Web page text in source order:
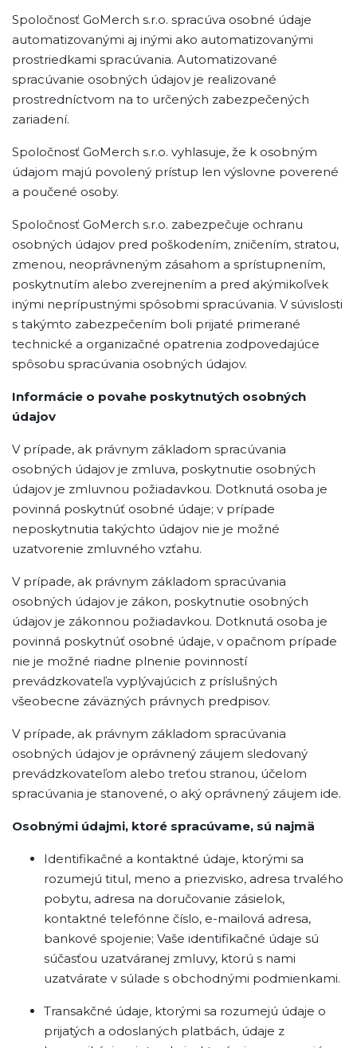
Spoločnosť GoMerch s.r.o. spracúva osobné údaje
automatizovanými aj inými ako automatizovanými
prostriedkami spracúvania. Automatizované
spracúvanie osobných údajov je realizované
prostredníctvom na to určených zabezpečených
zariadení.
Spoločnosť GoMerch s.r.o. vyhlasuje, že k osobným
údajom majú povolený prístup len výslovne poverené
a poučené osoby.
Spoločnosť GoMerch s.r.o. zabezpečuje ochranu
osobných údajov pred poškodením, zničením, stratou,
zmenou, neoprávneným zásahom a sprístupnením,
poskytnutím alebo zverejnením a pred akýmikoľvek
inými neprípustnými spôsobmi spracúvania. V súvislosti
s takýmto zabezpečením boli prijaté primerané
technické a organizačné opatrenia zodpovedajúce
spôsobu spracúvania osobných údajov.
Informácie o povahe poskytnutých osobných
údajov
V prípade, ak právnym základom spracúvania
osobných údajov je zmluva, poskytnutie osobných
údajov je zmluvnou požiadavkou. Dotknutá osoba je
povinná poskytnúť osobné údaje; v prípade
neposkytnutia takýchto údajov nie je možné
uzatvorenie zmluvného vzťahu.
V prípade, ak právnym základom spracúvania
osobných údajov je zákon, poskytnutie osobných
údajov je zákonnou požiadavkou. Dotknutá osoba je
povinná poskytnúť osobné údaje, v opačnom prípade
nie je možné riadne plnenie povinností
prevádzkovateľa vyplývajúcich z príslušných
všeobecne záväzných právnych predpisov.
V prípade, ak právnym základom spracúvania
osobných údajov je oprávnený záujem sledovaný
prevádzkovateľom alebo treťou stranou, účelom
spracúvania je stanovené, o aký oprávnený záujem ide.
Osobnými údajmi, ktoré spracúvame, sú najmä
Identifikačné a kontaktné údaje, ktorými sa
rozumejú titul, meno a priezvisko, adresa trvalého
pobytu, adresa na doručovanie zásielok,
kontaktné telefónne číslo, e-mailová adresa,
bankové spojenie; Vaše identifikačné údaje sú
súčasťou uzatváranej zmluvy, ktorú s nami
uzatvárate v súlade s obchodnými podmienkami.
Transakčné údaje, ktorými sa rozumejú údaje o
prijatých a odoslaných platbách, údaje z